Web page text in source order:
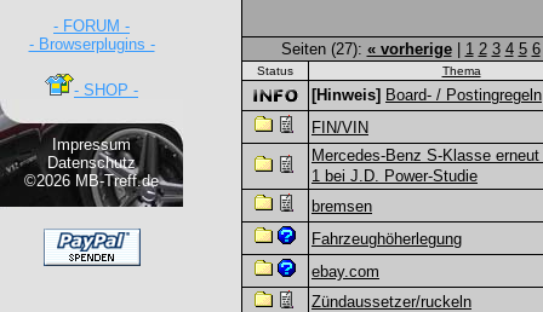
- FORUM -
- Browserplugins -
- SHOP -
Impressum
Datenschutz
©2026 MB-Treff.de
Seiten (27): « vorherige 1 2 3 4 5 6
Status Thema
[Hinweis] Board- / Postingregeln
FIN/VIN
Mercedes-Benz S-Klasse
1 bei J.D. Power-Studie
bremsen
Fahrzeughöherlegung
ebay.com
Zündaussetzer/ruckeln